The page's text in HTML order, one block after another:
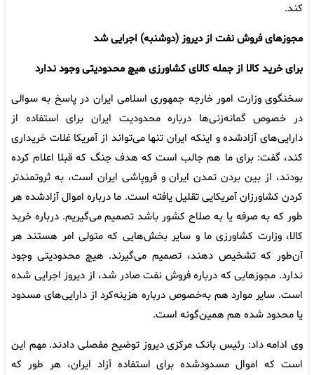
کند.
مجوزهای فروش نفت از دیروز (دوشنبه) اجرایی شد
برای خرید کالا از جمله کالای کشاورزی هیچ محدودیتی وجود ندارد
سخنگوی وزارت امور خارجه جمهوری اسلامی ایران در پاسخ به سوالی
در خصوص گمانه‌زنی‌ها درباره محدودیت ایران برای استفاده از
دارایی‌های آزادشده و اینکه ایران تنها می‌تواند از آمریکا غلات خریداری
کند، گفت: برای ما هم جالب است که هدف جنگ که قبلا اعلام کرده
بودند، از بین بردن تمدن ایران و فروپاشی ایران است، به ثروتمندتر
کردن کشاورزان آمریکایی تقلیل یافته است. ما درباره اموال آزادشده هر
طور که به صرفه یا به صلاح کشور باشد تصمیم می‌گیریم. درباره خرید
کالا، وزارت کشاورزی ما و سایر بخش‌هایی که متولی امر هستند هر
آن‌طور که تشخیص دهند، تصمیم می‌گیرند. هیچ محدودیتی وجود
ندارد. مجوزهایی که درباره فروش نفت صادر شد، از دیروز اجرایی شده
است. سایر موارد هم به‌خصوص درباره هزینه‌کرد از دارایی‌های مسدود
یا محدود شده هم همین‌گونه است.
وی ادامه داد: رئیس بانک مرکزی دیروز توضیح مفصلی دادند. مهم این
است که اموال مسدودشده برای استفاده آزاد ایران، هر طور که